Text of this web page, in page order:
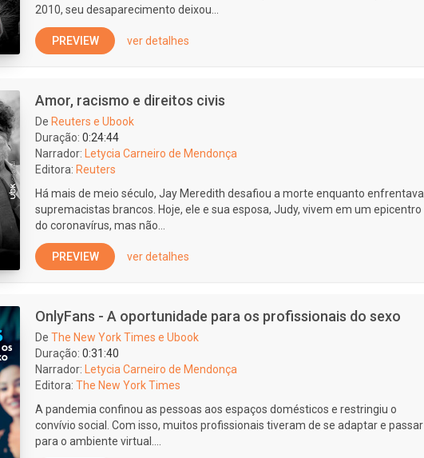
2010, seu desaparecimento deixou...
PREVIEW ver detalhes
Amor, racismo e direitos civis
De Reuters e Ubook
Duração: 0:24:44
Narrador:
Letycia Carneiro de Mendonça
Editora: Reuters
Há mais de meio século, Jay Meredith desafiou a morte enquanto enfrentava
supremacistas brancos. Hoje, ele e sua esposa, Judy, vivem em um epicentro
do coronavírus, mas não...
PREVIEW ver detalhes
OnlyFans - A oportunidade para os profissionais do sexo
De The New York Times e Ubook
Duração: 0:31:40
Narrador:
Letycia Carneiro de Mendonça
Editora: The New York Times
A pandemia confinou as pessoas aos espaços domésticos e restringiu o
convívio social. Com isso, muitos profissionais tiveram de se adaptar e passar
para o ambiente virtual....